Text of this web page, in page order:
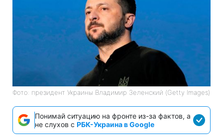
Фото: президент Украины Владимир Зеленский (Getty Images)
Понимай ситуацию на фронте из-за фактов, а
не слухов с РБК-Украина в Google